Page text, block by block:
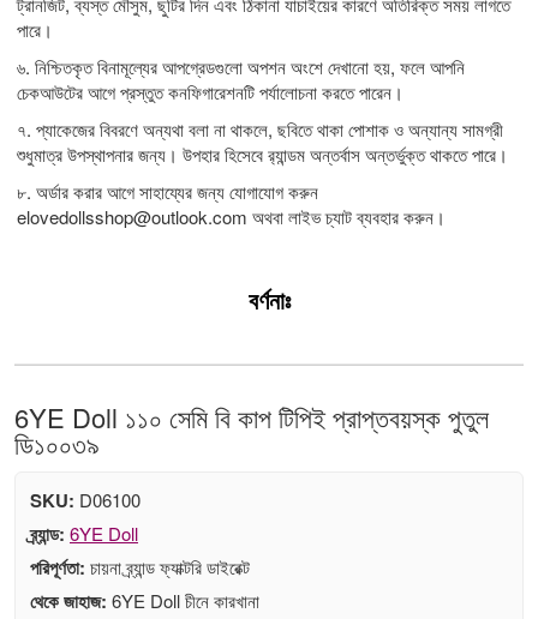
পারে।
৬. নিশ্চিতকৃত বিনামূল্যের আপগ্রেডগুলো অপশন অংশে দেখানো হয়, ফলে আপনি
চেকআউটের আগে প্রস্তুত কনফিগারেশনটি পর্যালোচনা করতে পারেন।
৭. প্যাকেজের বিবরণে অন্যথা বলা না থাকলে, ছবিতে থাকা পোশাক ও অন্যান্য সামগ্রী
শুধুমাত্র উপস্থাপনার জন্য। উপহার হিসেবে র‍্যান্ডম অন্তর্বাস অন্তর্ভুক্ত থাকতে পারে।
৮. অর্ডার করার আগে সাহায্যের জন্য যোগাযোগ করুন
elovedollsshop@outlook.com অথবা লাইভ চ্যাট ব্যবহার করুন।
বর্ণনাঃ
6YE Doll ১১০ সেমি বি কাপ টিপিই প্রাপ্তবয়স্ক পুতুল
ডি১০০৩৯
SKU: D06100
ব্র্যান্ড: 6YE Doll
পরিপূর্ণতা: চায়না ব্র্যান্ড ফ্যাক্টরি ডাইরেক্ট
থেকে জাহাজ: 6YE Doll চীনে কারখানা